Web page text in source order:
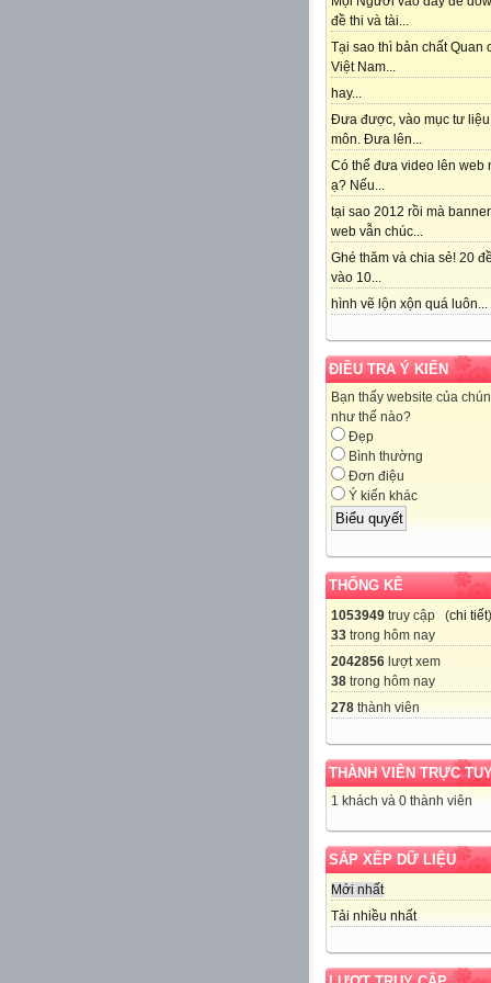
đề thi và tài...
Tại sao thì bản chất Quan
Việt Nam...
hay...
Đưa được, vào mục tư
môn. Đưa lên...
Có thể đưa video lên web
ạ? Nếu...
tại sao 2012 rồi mà
web vẫn chúc...
Ghé thăm và chia sẻ! 20
vào 10...
hình vẽ lộn xộn quá luôn...
ĐIỀU TRA Ý KIẾN
Bạn thấy website của
như thế nào?
Đẹp
Bình thường
Đơn điệu
Ý kiến khác
THỐNG KÊ
1053949 truy cập (chi tiết)
33 trong hôm nay
2042856 lượt xem
38 trong hôm nay
278 thành viên
THÀNH VIÊN TRỰC
1 khách và 0 thành viên
SẮP XẾP DỮ LIỆU
Mới nhất
Tải nhiều nhất